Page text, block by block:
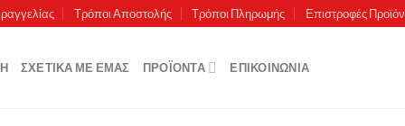
Τρόποι Αποστολής Τρόποι Πληρωμής Επιστροφές
ΣΧΕΤΙΚΆ ΜΕ ΕΜΆΣ ΠΡΟΪΌΝΤΑ ΕΠΙΚΟΙΝΩΝΊΑ